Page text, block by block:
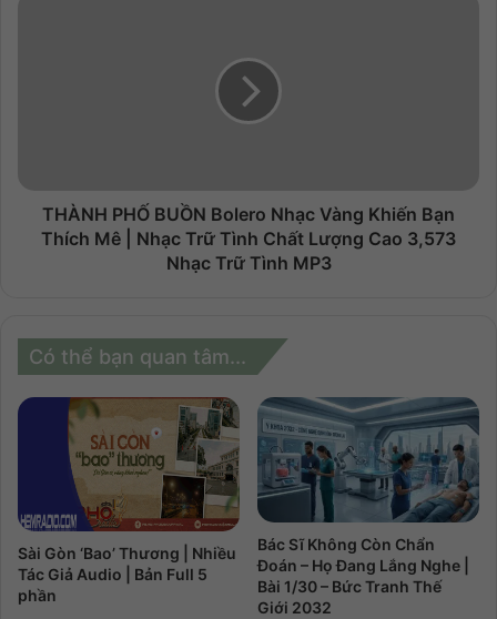
THÀNH PHỐ BUỒN Bolero Nhạc Vàng Khiến Bạn
Thích Mê | Nhạc Trữ Tình Chất Lượng Cao 3,573
Nhạc Trữ Tình MP3
Có thể bạn quan tâm...
Sài Gòn ‘Bao’ Thương | Nhiều
Tác Giả Audio | Bản Full 5
phần
Bác Sĩ Không Còn Chẩn
Đoán – Họ Đang Lắng Nghe |
Bài 1/30 – Bức Tranh Thế
Giới 2032